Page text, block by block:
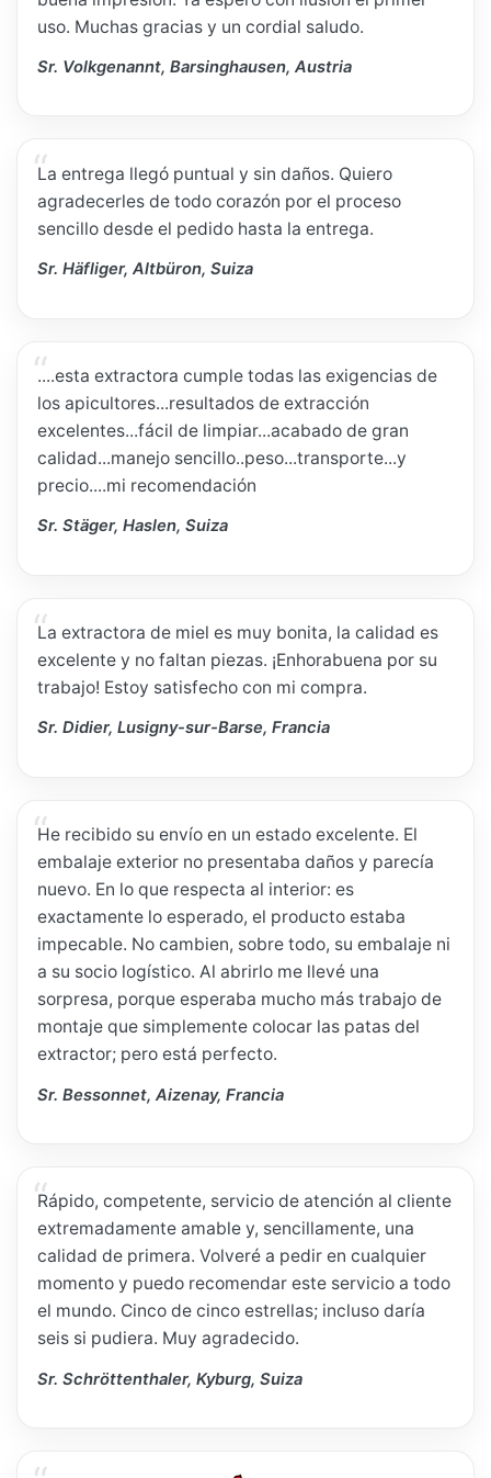
uso. Muchas gracias y un cordial saludo.
Sr. Volkgenannt, Barsinghausen, Austria
La entrega llegó puntual y sin daños. Quiero
agradecerles de todo corazón por el proceso
sencillo desde el pedido hasta la entrega.
Sr. Häfliger, Altbüron, Suiza
....esta extractora cumple todas las exigencias de
los apicultores...resultados de extracción
excelentes...fácil de limpiar...acabado de gran
calidad...manejo sencillo..peso...transporte...y
precio....mi recomendación
Sr. Stäger, Haslen, Suiza
La extractora de miel es muy bonita, la calidad es
excelente y no faltan piezas. ¡Enhorabuena por su
trabajo! Estoy satisfecho con mi compra.
Sr. Didier, Lusigny-sur-Barse, Francia
He recibido su envío en un estado excelente. El
embalaje exterior no presentaba daños y parecía
nuevo. En lo que respecta al interior: es
exactamente lo esperado, el producto estaba
impecable. No cambien, sobre todo, su embalaje ni
a su socio logístico. Al abrirlo me llevé una
sorpresa, porque esperaba mucho más trabajo de
montaje que simplemente colocar las patas del
extractor; pero está perfecto.
Sr. Bessonnet, Aizenay, Francia
Rápido, competente, servicio de atención al cliente
extremadamente amable y, sencillamente, una
calidad de primera. Volveré a pedir en cualquier
momento y puedo recomendar este servicio a todo
el mundo. Cinco de cinco estrellas; incluso daría
seis si pudiera. Muy agradecido.
Sr. Schröttenthaler, Kyburg, Suiza